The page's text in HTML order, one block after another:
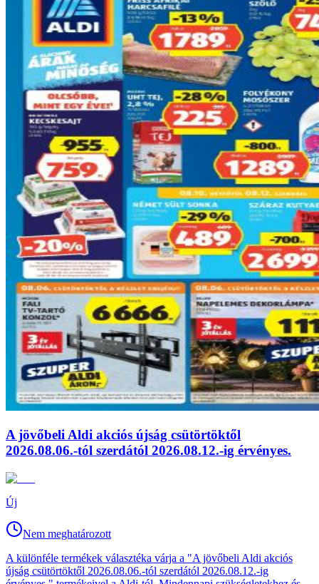
A jövőbeli Aldi akciós újság csütörtöktől
2026.08.06.-tól szerdától 2026.08.12.-ig érvényes.
Új
Nem meghatározott
A különféle termékek választéka várja a "A jövőbeli Aldi akciós
újság csütörtöktől 2026.08.06.-tól szerdától 2026.08.12.-ig